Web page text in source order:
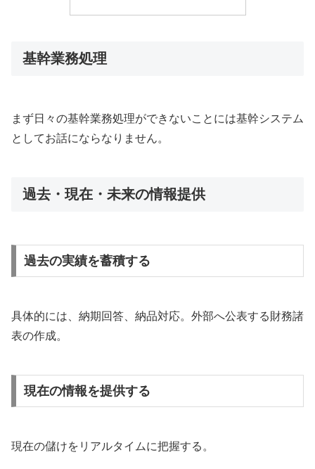
基幹業務処理
まず日々の基幹業務処理ができないことには基幹システム
としてお話にならなりません。
過去・現在・未来の情報提供
過去の実績を蓄積する
具体的には、納期回答、納品対応。外部へ公表する財務諸
表の作成。
現在の情報を提供する
現在の儲けをリアルタイムに把握する。